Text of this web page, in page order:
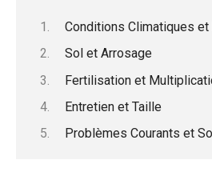
Conditions Climatiques et
Sol et Arrosage
Fertilisation et
Entretien et Taille
Problèmes Courants et